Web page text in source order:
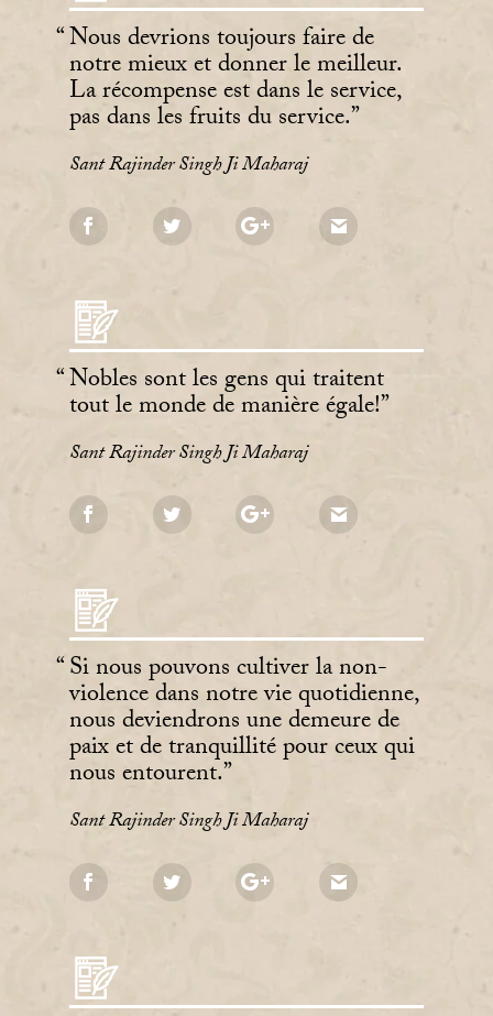
Nous devrions toujours faire de
notre mieux et donner le meilleur.
La récompense est dans le service,
pas dans les fruits du service.
Sant Rajinder Singh Ji Maharaj
Nobles sont les gens qui traitent
tout le monde de manière égale!
Sant Rajinder Singh Ji Maharaj
Si nous pouvons cultiver la non-
violence dans notre vie quotidienne,
nous deviendrons une demeure de
paix et de tranquillité pour ceux qui
nous entourent.
Sant Rajinder Singh Ji Maharaj